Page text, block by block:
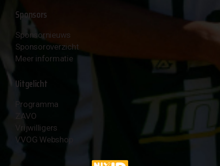
Sponsors
Sponsornieuws
Sponsoroverzicht
Meer informatie
Uitgelicht
Programma
ZAVO
Vrijwilligers
VVOG Webshop